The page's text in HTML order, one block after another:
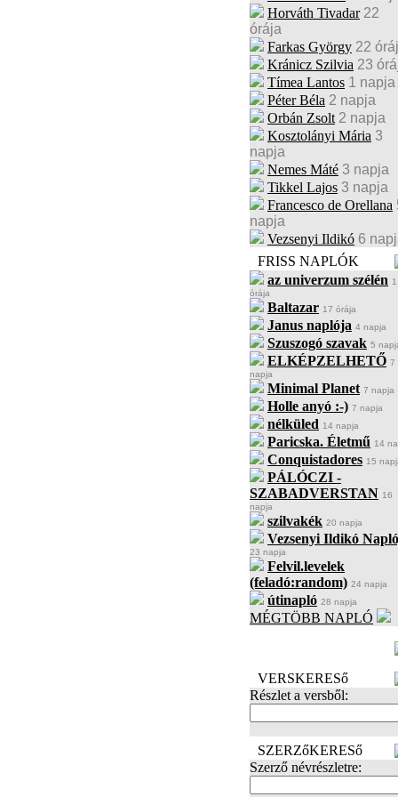
Horváth Tivadar 22
órája
Farkas György 22
Kránicz Szilvia 23
Tímea Lantos 1 napja
Péter Béla 2 napja
Orbán Zsolt 2 napja
Kosztolányi Mária 3
napja
Nemes Máté 3 napja
Tikkel Lajos 3 napja
Francesco de Orellana
napja
Vezsenyi Ildikó 6
FRISS NAPLÓK
az univerzum szélén 1
órája
Baltazar 17 órája
Janus naplója 4 napja
Szuszogó szavak 5
ELKÉPZELHETŐ 7
napja
Minimal Planet 7 napja
Holle anyó :-) 7 napja
nélküled 14 napja
Paricska. Életmű 14
Conquistadores 15
PÁLÓCZI -
SZABADVERSTAN 16
napja
szilvakék 20 napja
Vezsenyi Ildikó
23 napja
Felvil.levelek
(feladó:random) 24 napja
útinapló 28 napja
MÉGTÖBB NAPLÓ
VERSKERESő
Részlet a versből:
SZERZőKERESő
Szerző névrészletre: